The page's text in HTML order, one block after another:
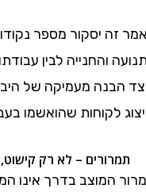
יסקור מספר נקודות
והחנייה לבין עבודתו של
מעמיקה של היבטים
לקוחות שהואשמו
בדרך אינו